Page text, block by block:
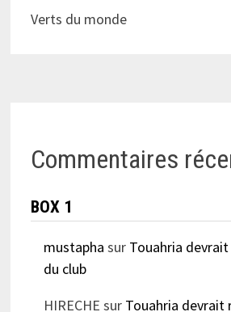
Verts du monde
Commentaires
BOX 1
mustapha sur Touahria
du club
HIRECHE sur Touahria devrait